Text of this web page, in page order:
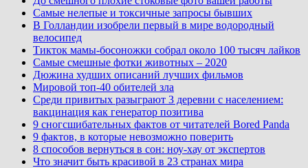
Самые нелепые и токсичные запросы бывших
В Голландии изобрели первый в мире водородный
велосипед
Тикток мамы-босоножки собрал около 100 тысяч лайков
Самые смешные фотки животных – 2020
Дюжина худших описаний лучших фильмов
Мировой топ-40 обителей зла
Среди привитых разыграют 3 деревни с населением:
вакцинация как генератор позитива
9 сногсшибательных фактов от читателей Bored Panda
9 фактов, в которые невозможно поверить
8 способов вернуться в сон: ноу-хау от экспертов
Что значит быть красивой в 23 странах мира